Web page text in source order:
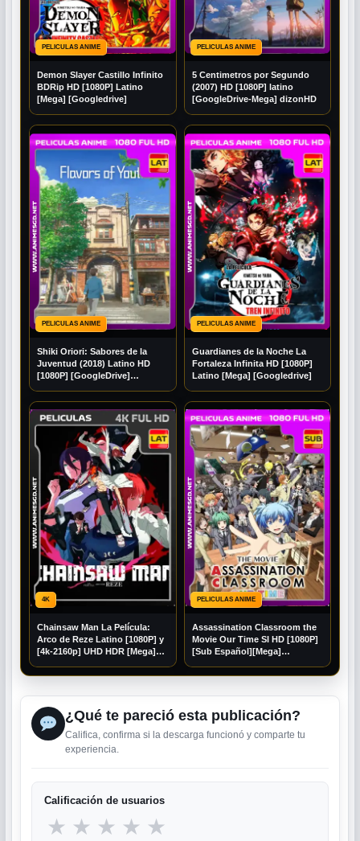
PELICULAS ANIME
Demon Slayer Castillo Infinito
BDRip HD [1080P] Latino
[Mega] [Googledrive]
PELICULAS ANIME
5 Centimetros por Segundo
(2007) ​HD [1080P] latino
[GoogleDrive-Mega] dizonHD
PELICULAS ANIME
Shiki Oriori: Sabores de la
Juventud (2018) Latino HD
[1080P] [GoogleDrive]
PELICULAS ANIME
Guardianes de la Noche La
Fortaleza Infinita HD [1080P]
Latino [Mega] [Googledrive]
4K
Chainsaw Man La Película:
Arco de Reze Latino [1080P] y
[4k-2160p] UHD HDR [Mega]
PELICULAS ANIME
Assassination Classroom the
Movie Our Time SI HD [1080P]
[Sub Español][Mega]
¿Qué te pareció esta publicación?
Califica, confirma si la descarga funcionó y comparte tu
experiencia.
Calificación de usuarios
★ ★ ★ ★ ★